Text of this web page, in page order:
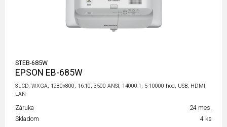
STEB-685W
EPSON EB-685W
3LCD, WXGA, 1280x800, 16:10, 3500 ANSI, 14000:1, 5-10000 hod, USB, HDMI,
LAN
Záruka
24 mes.
Skladom
4 ks